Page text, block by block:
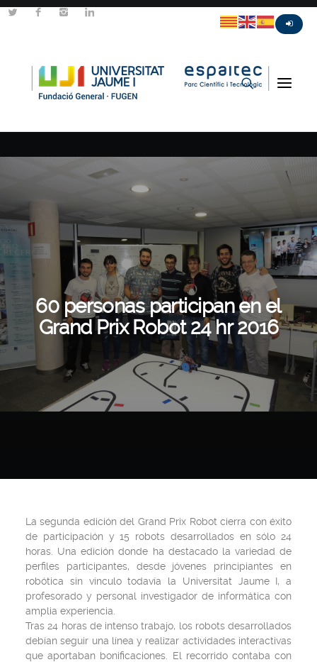
60 personas participan en el
Grand Prix Robot 24 hr 2016
La segunda edición del Grand Prix Robot cierra con éxito
de participación y 15 robots desarrollados en sólo 24
horas. Una edición donde ha destacado la variedad de
perfiles participantes, desde jóvenes principiantes en
robótica sin vínculo todavía la Universitat Jaume I, a
profesorado y personal investigador de informática con
amplia experiencia.
Tras 24 horas de intenso trabajo, los robots desarrollados
debían seguir una línea y realizar actividades interactivas
que aportaban bonificaciones. El recorrido contaba con